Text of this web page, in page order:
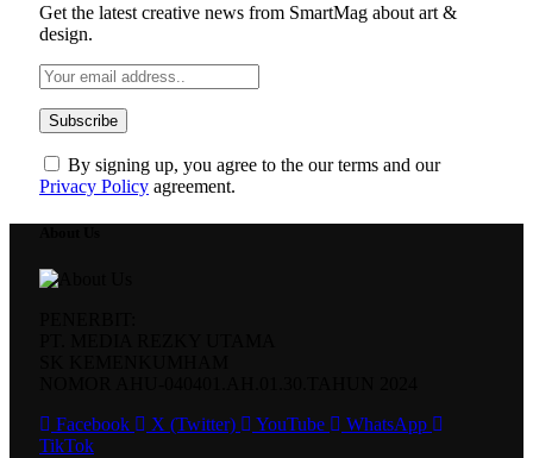
Get the latest creative news from SmartMag about art &
design.
By signing up, you agree to the our terms and our
Privacy Policy agreement.
Facebook
X (Twitter) YouTube
WhatsApp
TikTok